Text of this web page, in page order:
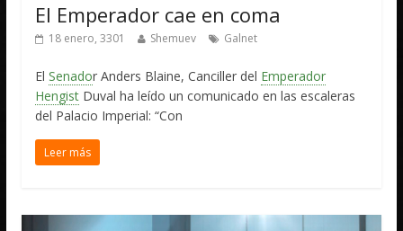
El Emperador cae en coma
18 enero, 3301 Shemuev Galnet
ElSenador Anders Blaine, Canciller del Emperador
Hengist Duval ha leído un comunicado en las escaleras
del Palacio Imperial: “Con
Leer más